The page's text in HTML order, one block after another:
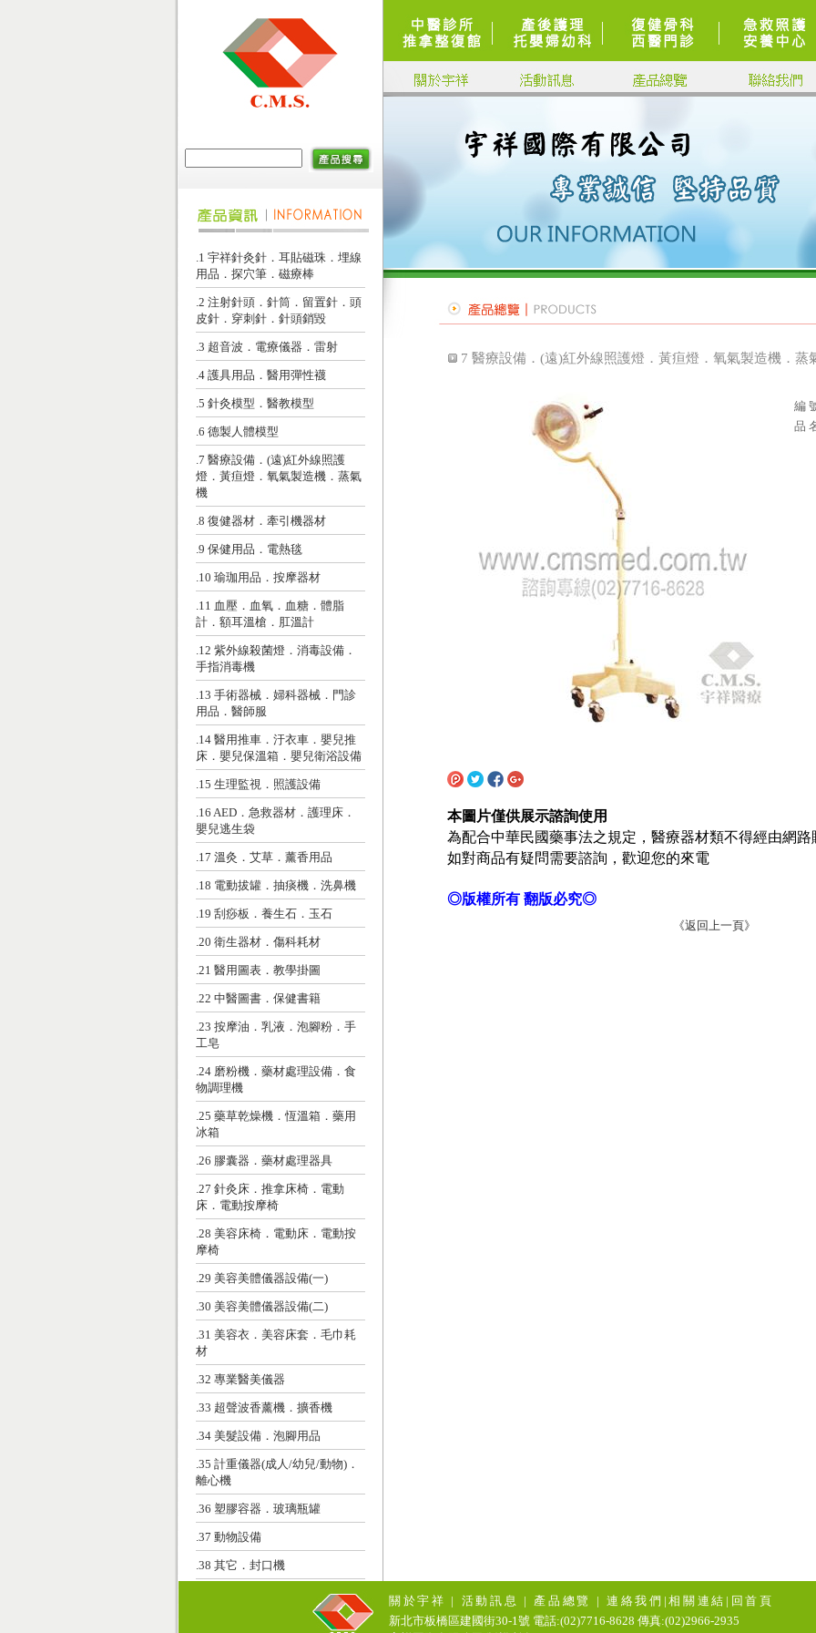
.1 宇祥針灸針．耳貼磁珠．埋線
用品．探穴筆．磁療棒
.2 注射針頭．針筒．留置針．頭
皮針．穿刺針．針頭銷毀
.3 超音波．電療儀器．雷射
.4 護具用品．醫用彈性襪
.5 針灸模型．醫教模型
.6 德製人體模型
.7 醫療設備．(遠)紅外線照護
燈．黃疸燈．氧氣製造機．蒸氣
機
.8 復健器材．牽引機器材
.9 保健用品．電熱毯
.10 瑜珈用品．按摩器材
.11 血壓．血氧．血糖．體脂
計．額耳溫槍．肛溫計
.12 紫外線殺菌燈．消毒設備．
手指消毒機
.13 手術器械．婦科器械．門診
用品．醫師服
.14 醫用推車．汙衣車．嬰兒推
床．嬰兒保溫箱．嬰兒衛浴設備
.15 生理監視．照護設備
.16 AED．急救器材．護理床．
嬰兒逃生袋
.17 溫灸．艾草．薰香用品
.18 電動拔罐．抽痰機．洗鼻機
.19 刮痧板．養生石．玉石
.20 衛生器材．傷科耗材
.21 醫用圖表．教學掛圖
.22 中醫圖書．保健書籍
.23 按摩油．乳液．泡腳粉．手
工皂
.24 磨粉機．藥材處理設備．食
物調理機
.25 藥草乾燥機．恆溫箱．藥用
冰箱
.26 膠囊器．藥材處理器具
.27 針灸床．推拿床椅．電動
床．電動按摩椅
.28 美容床椅．電動床．電動按
摩椅
.29 美容美體儀器設備(一)
.30 美容美體儀器設備(二)
.31 美容衣．美容床套．毛巾耗
材
.32 專業醫美儀器
.33 超聲波香薰機．擴香機
.34 美髮設備．泡腳用品
.35 計重儀器(成人/幼兒/動物)．
離心機
.36 塑膠容器．玻璃瓶罐
.37 動物設備
.38 其它．封口機
7 醫療設備．(遠)紅外線照護燈．黃疸燈．氧氣製造機．蒸
編
品
本圖片僅供展示諮詢使用
為配合中華民國藥事法之規定，醫療器材類不得經由網路
如對商品有疑問需要諮詢，歡迎您的來電
◎版權所有 翻版必究◎
《返回上一頁》
關於宇祥 | 活動訊息 | 產品總覽 |連絡我們 |相關連結 | 回首頁
新北市板橋區建國街30-1號 電話:(02)7716-8628 傳真:(02)2966-2935